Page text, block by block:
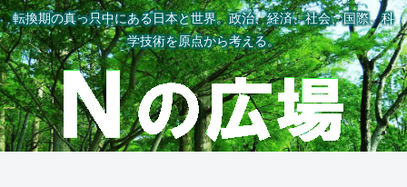
転換期の真っ只中にある日本と世界。政治、経済、社会、国際、科
学技術を原点から考える。